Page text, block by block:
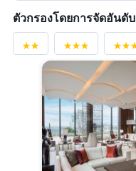
ตัวกรองโดยการจัดอันดั